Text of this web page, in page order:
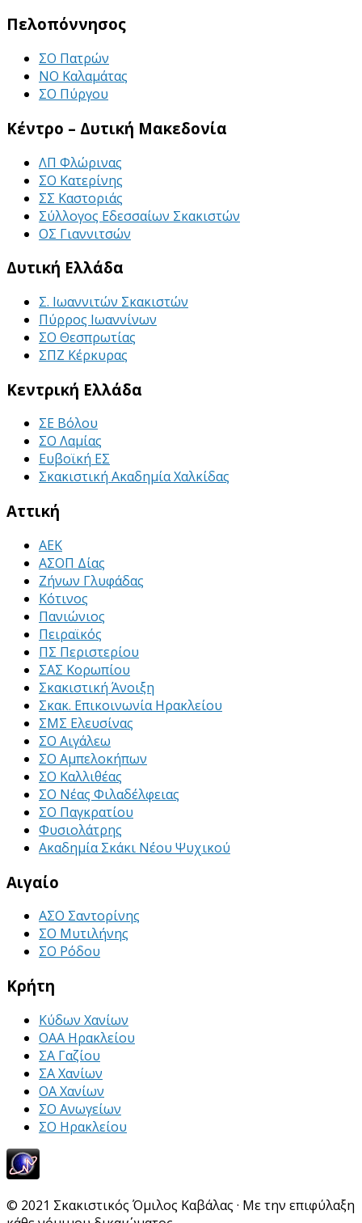
Πελοπόννησος
ΣΟ Πατρών
ΝΟ Καλαμάτας
ΣΟ Πύργου
Κέντρο – Δυτική Μακεδονία
ΛΠ Φλώρινας
ΣΟ Κατερίνης
ΣΣ Καστοριάς
Σύλλογος Εδεσσαίων Σκακιστών
ΟΣ Γιαννιτσών
Δυτική Ελλάδα
Σ. Ιωαννιτών Σκακιστών
Πύρρος Ιωαννίνων
ΣΟ Θεσπρωτίας
ΣΠΖ Κέρκυρας
Κεντρική Ελλάδα
ΣΕ Βόλου
ΣΟ Λαμίας
Ευβοϊκή ΕΣ
Σκακιστική Ακαδημία Χαλκίδας
Αττική
ΑΕΚ
ΑΣΟΠ Δίας
Ζήνων Γλυφάδας
Κότινος
Πανιώνιος
Πειραϊκός
ΠΣ Περιστερίου
ΣΑΣ Κορωπίου
Σκακιστική Άνοιξη
Σκακ. Επικοινωνία Ηρακλείου
ΣΜΣ Ελευσίνας
ΣΟ Αιγάλεω
ΣΟ Αμπελοκήπων
ΣΟ Καλλιθέας
ΣΟ Νέας Φιλαδέλφειας
ΣΟ Παγκρατίου
Φυσιολάτρης
Ακαδημία Σκάκι Νέου Ψυχικού
Αιγαίο
ΑΣΟ Σαντορίνης
ΣΟ Μυτιλήνης
ΣΟ Ρόδου
Κρήτη
Κύδων Χανίων
ΟΑΑ Ηρακλείου
ΣΑ Γαζίου
ΣΑ Χανίων
ΟΑ Χανίων
ΣΟ Ανωγείων
ΣΟ Ηρακλείου
© 2021 Σκακιστικός Όμιλος Καβάλας · Με την επιφύλαξη